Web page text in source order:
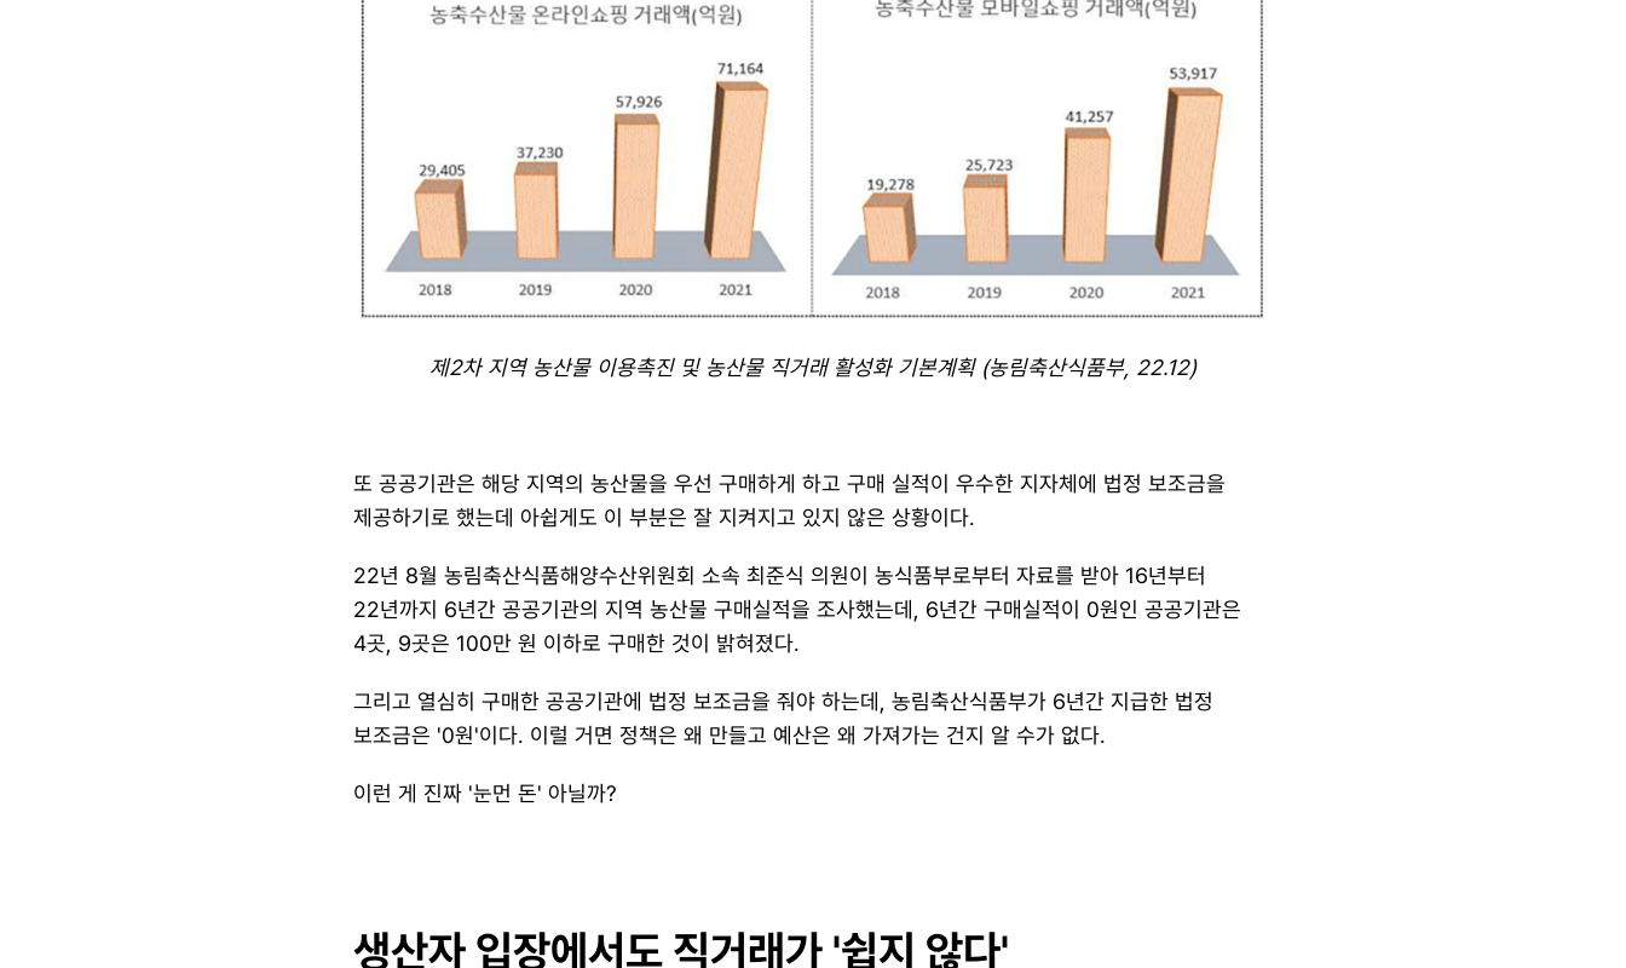
제2차 지역 농산물 이용촉진 및 농산물 직거래 활성화 기본계획 (농림축산식품부, 22.12)
또 공공기관은 해당 지역의 농산물을 우선 구매하게 하고 구매 실적이 우수한 지자체에 법정 보조금을
제공하기로 했는데 아쉽게도 이 부분은 잘 지켜지고 있지 않은 상황이다.
​22년 8월 농림축산식품해양수산위원회 소속 최준식 의원이 농식품부로부터 자료를 받아 16년부터
22년까지 6년간 공공기관의 지역 농산물 구매실적을 조사했는데, 6년간 구매실적이 0원인 공공기관은
4곳, 9곳은 100만 원 이하로 구매한 것이 밝혀졌다.
​그리고 열심히 구매한 공공기관에 법정 보조금을 줘야 하는데, 농림축산식품부가 6년간 지급한 법정
보조금은 '0원'이다. 이럴 거면 정책은 왜 만들고 예산은 왜 가져가는 건지 알 수가 없다.
​이런 게 진짜 '눈먼 돈' 아닐까?
생산자 입장에서도 직거래가 '쉽지 않다'